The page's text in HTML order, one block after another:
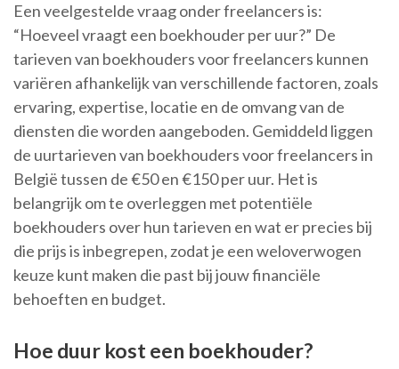
Een veelgestelde vraag onder freelancers is:
“Hoeveel vraagt een boekhouder per uur?” De
tarieven van boekhouders voor freelancers kunnen
variëren afhankelijk van verschillende factoren, zoals
ervaring, expertise, locatie en de omvang van de
diensten die worden aangeboden. Gemiddeld liggen
de uurtarieven van boekhouders voor freelancers in
België tussen de €50 en €150 per uur. Het is
belangrijk om te overleggen met potentiële
boekhouders over hun tarieven en wat er precies bij
die prijs is inbegrepen, zodat je een weloverwogen
keuze kunt maken die past bij jouw financiële
behoeften en budget.
Hoe duur kost een boekhouder?